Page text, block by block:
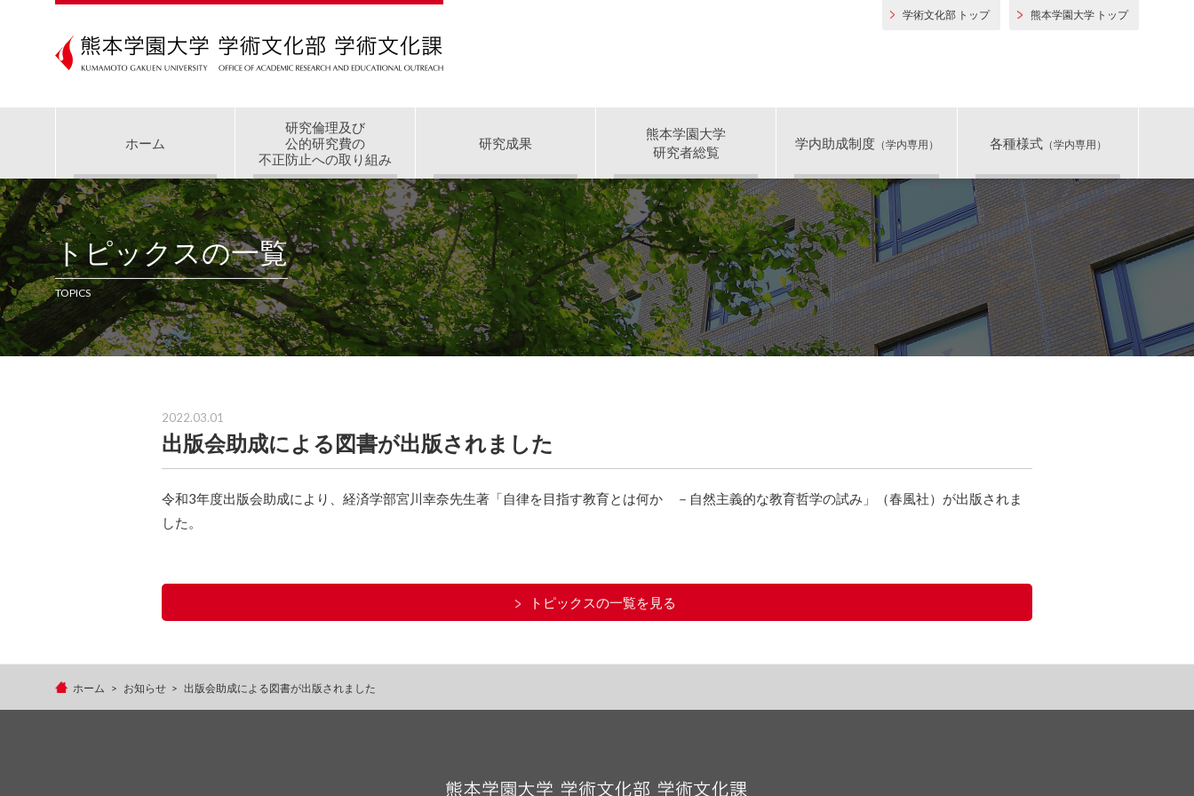
学術文化部 トップ 熊本学園大学 トップ
ホーム
研究倫理及び
公的研究費の
不正防止への取り組み
研究成果
熊本学園大学
研究者総覧
学内助成制度（学内専用） 各種様式（学内専用）
トピックスの一覧
TOPICS
2022.03.01
出版会助成による図書が出版されました
令和3年度出版会助成により、経済学部宮川幸奈先生著「自律を目指す教育とは何か －自然主義的な教育哲学の試み」（春風社）が出版されま
した。
トピックスの一覧を見る
ホーム お知らせ 出版会助成による図書が出版されました